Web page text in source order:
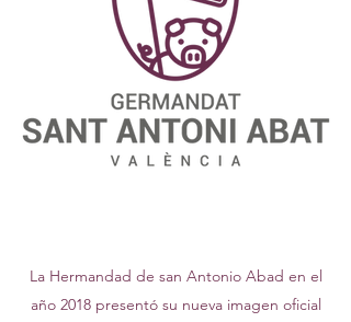
La Hermandad de san Antonio Abad en el
año 2018 presentó su nueva imagen oficial